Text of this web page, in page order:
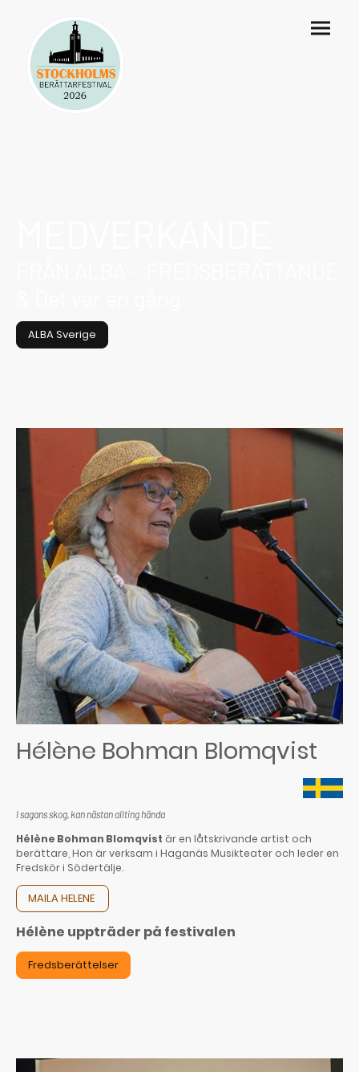
ALBA Sverige
Hélène Bohman Blomqvist
I sagans skog, kan nästan allting hända
Hélène Bohman Blomqvist är en låtskrivande artist och
berättare, Hon är verksam i Haganäs Musikteater och leder en
Fredskör i Södertälje.
MAILA HELENE
Hélène uppträder på festivalen
Fredsberättelser